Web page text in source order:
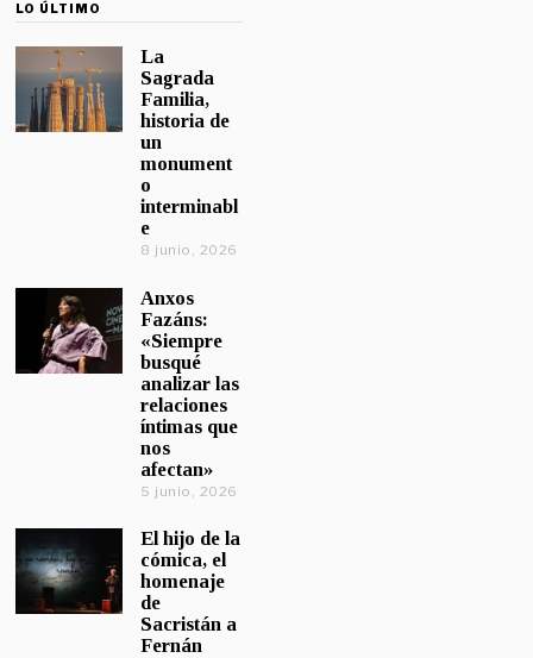
LO ÚLTIMO
La
Sagrada
Familia,
historia de
un
monument
o
interminabl
e
8 junio, 2026
Anxos
Fazáns:
«Siempre
busqué
analizar las
relaciones
íntimas que
nos
afectan»
5 junio, 2026
El hijo de la
cómica, el
homenaje
de
Sacristán a
Fernán